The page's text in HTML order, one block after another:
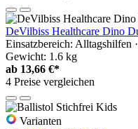
DeVilbiss Healthcare Dino
Einsatzbereich: Alltagshilfen
Gewicht: 1.6 kg
ab 13,66 €*
4 Preise vergleichen
Varianten